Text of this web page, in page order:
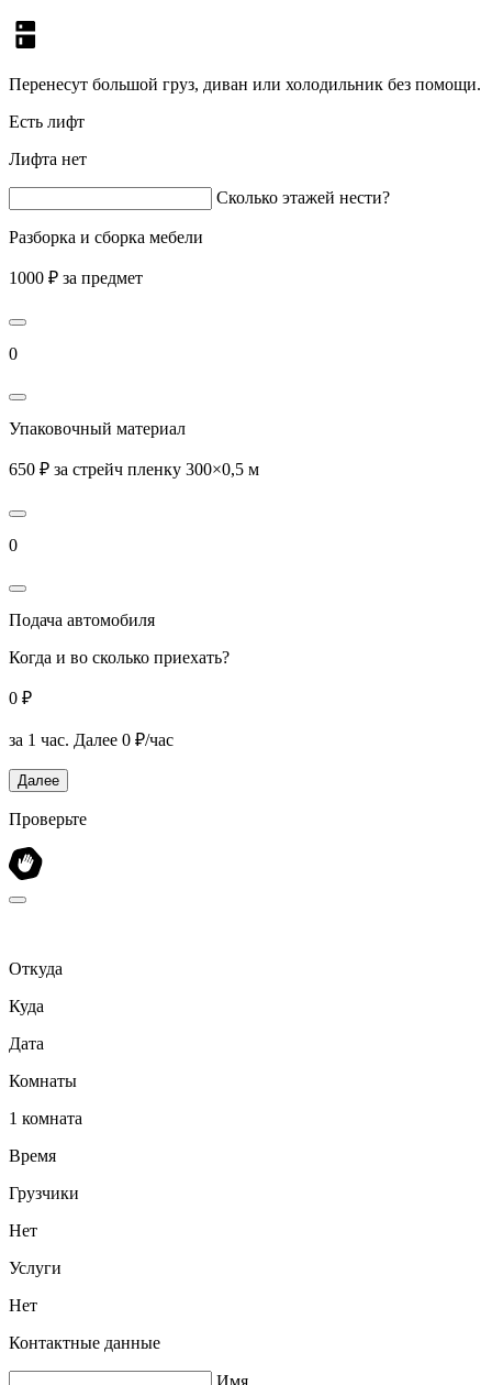
Перенесут большой груз, диван или холодильник без помощи.
Есть лифт
Лифта нет
Сколько этажей нести?
Разборка и сборка мебели
1000 ₽ за предмет
0
Упаковочный материал
650 ₽ за стрейч пленку 300×0,5 м
0
Подача автомобиля
Когда и во сколько приехать?
0 ₽
за 1 час. Далее 0 ₽/час
Далее
Проверьте
Откуда
Куда
Дата
Комнаты
1 комната
Время
Грузчики
Нет
Услуги
Нет
Контактные данные
Имя